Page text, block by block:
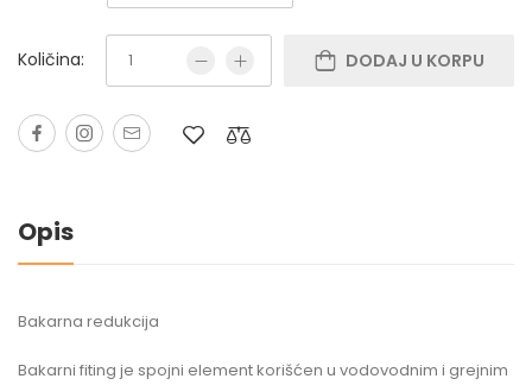
Količina: DODAJ U KORPU
Opis
Bakarna redukcija
Bakarni fiting je spojni element korišćen u vodovodnim i grejnim